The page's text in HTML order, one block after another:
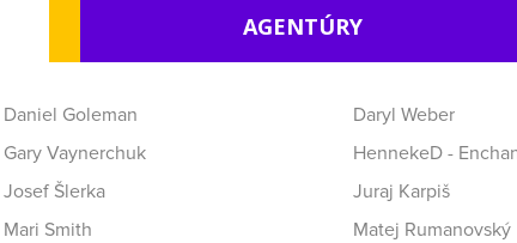
AGENTÚRY
Daniel Goleman Daryl Weber
Gary Vaynerchuk HennekeD -
Josef Šlerka Juraj Karpiš
Mari Smith Matej Rumanovský